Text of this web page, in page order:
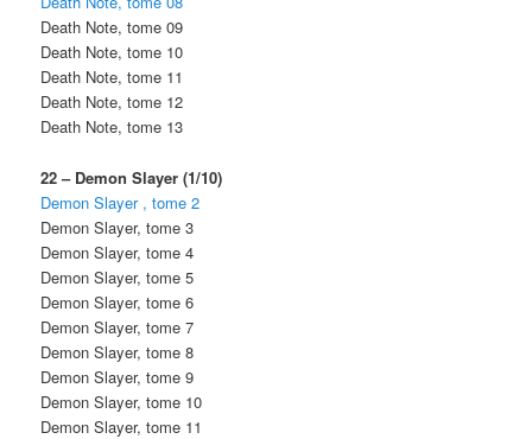
Death Note, tome 09
Death Note, tome 10
Death Note, tome 11
Death Note, tome 12
Death Note, tome 13
22 – Demon Slayer (1/10)
Demon Slayer , tome 2
Demon Slayer, tome 3
Demon Slayer, tome 4
Demon Slayer, tome 5
Demon Slayer, tome 6
Demon Slayer, tome 7
Demon Slayer, tome 8
Demon Slayer, tome 9
Demon Slayer, tome 10
Demon Slayer, tome 11